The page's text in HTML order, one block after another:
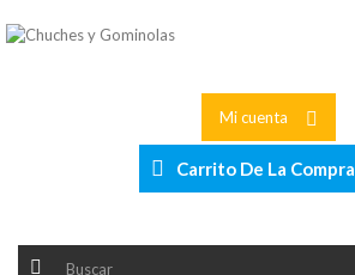
Mi cuenta
Carrito De La Compra